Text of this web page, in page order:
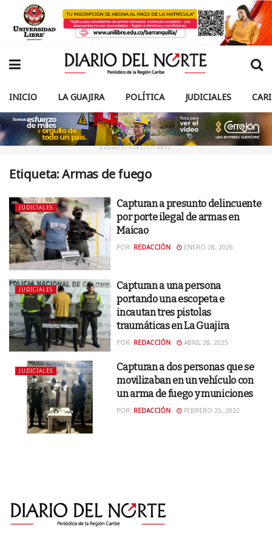
INICIO LA GUAJIRA POLÍTICA JUDICIALES
ANUNCIO PUBLICITARIO
Etiqueta:Armas de fuego
JUDICIALES
Capturan a presunto delincuente
por porte ilegal de armas en
Maicao
POR: REDACCIÓN ENERO 28, 2026
JUDICIALES
Capturan a una persona
portando una escopeta e
incautan tres pistolas
traumáticas en La Guajira
POR: REDACCIÓN ABRIL 28, 2025
JUDICIALES
Capturan a dos personas que se
movilizaban en un vehículo con
un arma de fuego y municiones
POR: REDACCIÓN FEBRERO 25, 2022